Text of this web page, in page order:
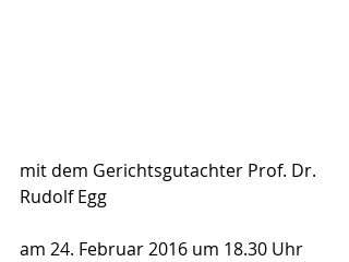
mit dem Gerichtsgutachter Prof. Dr.
Rudolf Egg
am 24. Februar 2016 um 18.30 Uhr